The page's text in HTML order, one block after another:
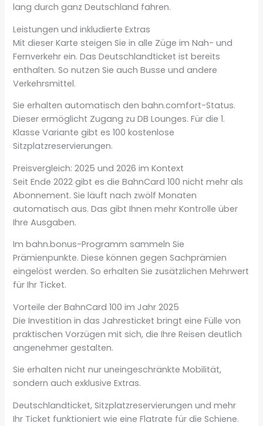
lang durch ganz Deutschland fahren.
Leistungen und inkludierte Extras
Mit dieser Karte steigen Sie in alle Züge im Nah- und
Fernverkehr ein. Das Deutschlandticket ist bereits
enthalten. So nutzen Sie auch Busse und andere
Verkehrsmittel.
Sie erhalten automatisch den bahn.comfort-Status.
Dieser ermöglicht Zugang zu DB Lounges. Für die 1.
Klasse Variante gibt es 100 kostenlose
Sitzplatzreservierungen.
Preisvergleich: 2025 und 2026 im Kontext
Seit Ende 2022 gibt es die BahnCard 100 nicht mehr als
Abonnement. Sie läuft nach zwölf Monaten
automatisch aus. Das gibt Ihnen mehr Kontrolle über
Ihre Ausgaben.
Im bahn.bonus-Programm sammeln Sie
Prämienpunkte. Diese können gegen Sachprämien
eingelöst werden. So erhalten Sie zusätzlichen Mehrwert
für Ihr Ticket.
Vorteile der BahnCard 100 im Jahr 2025
Die Investition in das Jahresticket bringt eine Fülle von
praktischen Vorzügen mit sich, die Ihre Reisen deutlich
angenehmer gestalten.
Sie erhalten nicht nur uneingeschränkte Mobilität,
sondern auch exklusive Extras.
Deutschlandticket, Sitzplatzreservierungen und mehr
Ihr Ticket funktioniert wie eine Flatrate für die Schiene.